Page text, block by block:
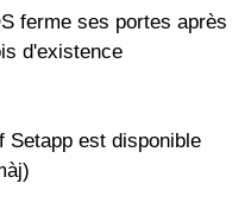
ferme ses portes après
d'existence
Setapp est disponible